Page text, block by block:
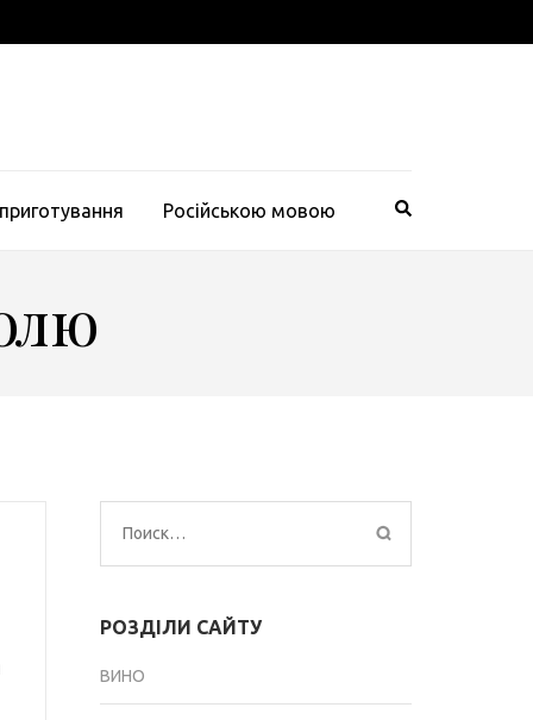
Російською мовою
Найти:
РОЗДІЛИ САЙТУ
ВИНО